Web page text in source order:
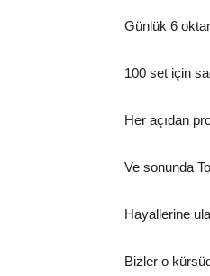
Günlük 6
100 set için
Her açıdan
Ve sonunda
Hayallerine
Bizler o